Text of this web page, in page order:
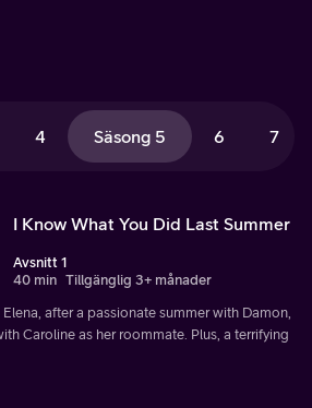
4 Säsong 5 6 7
I Know What You Did Last Summer
Avsnitt 1
40 min Tillgänglig 3+ månader
after a passionate summer with Damon,
Caroline as her roommate. Plus, a terrifying